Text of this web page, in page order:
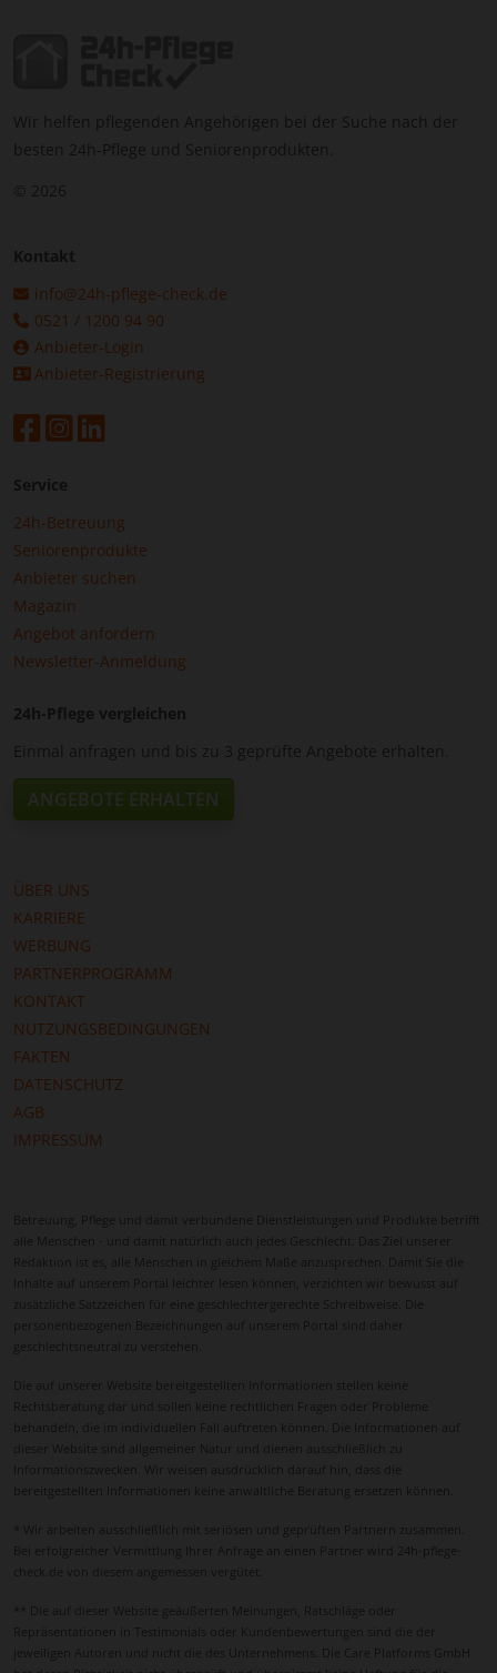
Wir helfen pflegenden Angehörigen bei der Suche nach der
besten 24h-Pflege und Seniorenprodukten.
© 2026
Kontakt
info@24h-pflege-check.de
0521 / 1200 94 90
Anbieter-Login
Anbieter-Registrierung
Service
24h-Betreuung
Seniorenprodukte
Anbieter suchen
Magazin
Angebot anfordern
Newsletter-Anmeldung
24h-Pflege vergleichen
Einmal anfragen und bis zu 3 geprüfte Angebote erhalten.
ANGEBOTE ERHALTEN
ÜBER UNS
KARRIERE
WERBUNG
PARTNERPROGRAMM
KONTAKT
NUTZUNGSBEDINGUNGEN
FAKTEN
DATENSCHUTZ
AGB
IMPRESSUM
Betreuung, Pflege und damit verbundene Dienstleistungen und Produkte betrifft
alle Menschen - und damit natürlich auch jedes Geschlecht. Das Ziel unserer
Redaktion ist es, alle Menschen in gleichem Maße anzusprechen. Damit Sie die
Inhalte auf unserem Portal leichter lesen können, verzichten wir bewusst auf
zusätzliche Satzzeichen für eine geschlechtergerechte Schreibweise. Die
personenbezogenen Bezeichnungen auf unserem Portal sind daher
geschlechtsneutral zu verstehen.
Die auf unserer Website bereitgestellten Informationen stellen keine
Rechtsberatung dar und sollen keine rechtlichen Fragen oder Probleme
behandeln, die im individuellen Fall auftreten können. Die Informationen auf
dieser Website sind allgemeiner Natur und dienen ausschließlich zu
Informationszwecken. Wir weisen ausdrücklich darauf hin, dass die
bereitgestellten Informationen keine anwaltliche Beratung ersetzen können.
* Wir arbeiten ausschließlich mit seriösen und geprüften Partnern zusammen.
Bei erfolgreicher Vermittlung Ihrer Anfrage an einen Partner wird 24h-pflege-
check.de von diesem angemessen vergütet.
** Die auf dieser Website geäußerten Meinungen, Ratschläge oder
Repräsentationen in Testimonials oder Kundenbewertungen sind die der
jeweiligen Autoren und nicht die des Unternehmens. Die Care Platforms GmbH